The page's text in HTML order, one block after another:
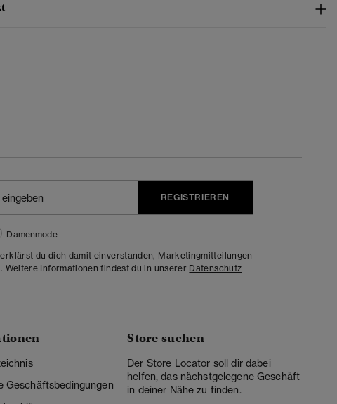
REGISTRIEREN
Damenmode
du dich damit einverstanden, Marketingmitteilungen
Weitere Informationen findest du in unserer Datenschutz
Geschäftsbedingungen
Store suchen
Der Store Locator soll dir dabei
helfen, das nächstgelegene Geschäft
in deiner Nähe zu finden.